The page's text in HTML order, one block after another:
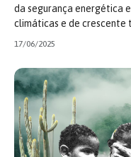
da segurança energética
climáticas e de crescente
17/06/2025